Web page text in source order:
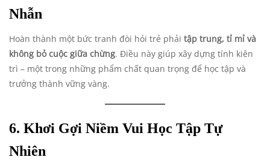
Nhẫn
Hoàn thành một bức tranh đòi hỏi trẻ phải tập trung, tỉ mỉ và
không bỏ cuộc giữa chừng. Điều này giúp xây dựng tính kiên
trì – một trong những phẩm chất quan trọng để học tập và
trưởng thành vững vàng.
6. Khơi Gợi Niềm Vui Học Tập Tự
Nhiên